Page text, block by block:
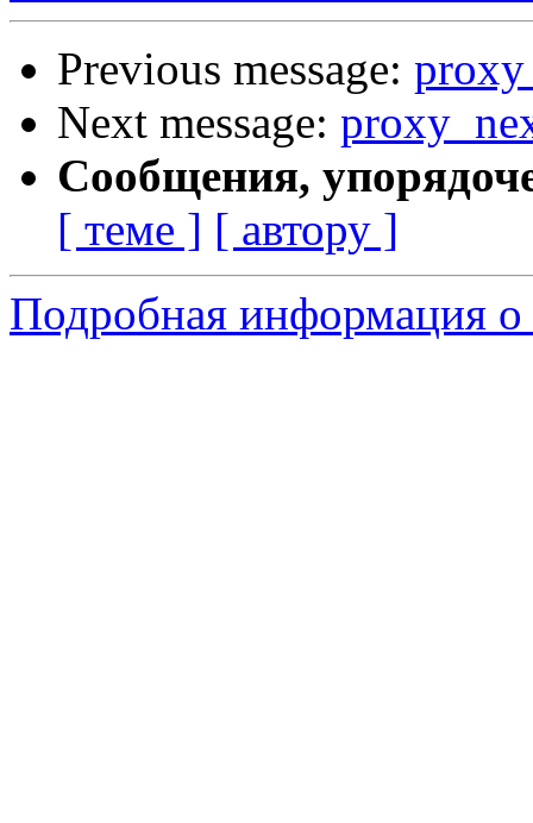
Previous message:
Next message:
Сообщения,
[ теме ] [ автору ]
Подробная информация